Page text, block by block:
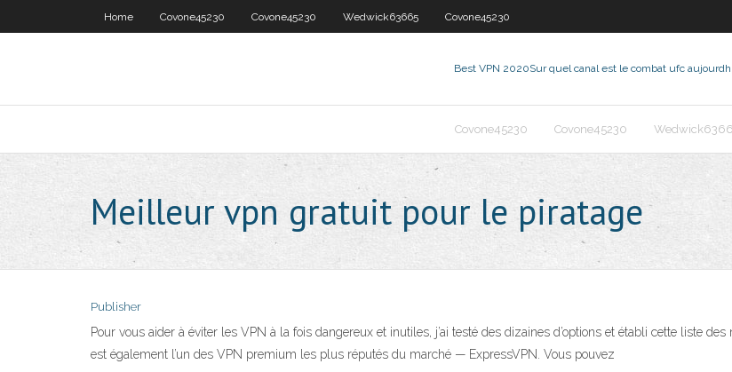
Home Covone45230 Covone45230 Wedwick63665 Covone45230
Best VPN 2020Sur quel canal est le combat ufc
Covone45230 Covone45230
Meilleur vpn gratuit pour le piratage
Publisher
Pour vous aider à éviter les VPN à la fois dangereux et inutiles, j’ai testé des dizaines d’options et établi cette liste
est également l’un des VPN premium les plus réputés du marché — ExpressVPN. Vous pouvez